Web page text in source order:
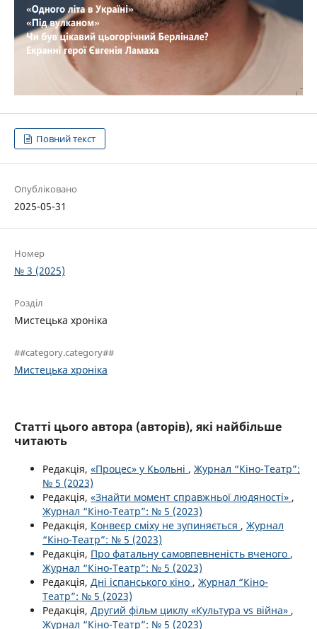
Повний текст
Опубліковано
2025-05-31
Номер
№ 3 (2025)
Розділ
Мистецька хроніка
##category.category##
Мистецька хроніка
Статті цього автора (авторів), які найбільше
читають
Редакція, «Процес» у Кьольні , Журнал “Кіно-Театр”:
№ 5 (2023)
Редакція, «Знайти момент справжньої людяності» ,
Журнал “Кіно-Театр”: № 5 (2023)
Редакція, Конвеєр сміху не зупиняється , Журнал
“Кіно-Театр”: № 5 (2023)
Редакція, Про фатальну самовпевненість вченого ,
Журнал “Кіно-Театр”: № 5 (2023)
Редакція, Дні іспанського кіно , Журнал “Кіно-
Театр”: № 5 (2023)
Редакція, Другий фільм циклу «Культура vs війна» ,
Журнал “Кіно-Театр”: № 5 (2023)